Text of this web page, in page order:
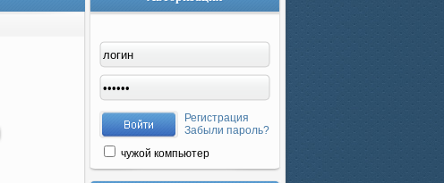
Регистрация
Забыли пароль?
чужой компьютер